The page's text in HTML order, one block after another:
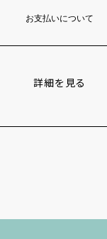
お支払いについて
詳細を見る